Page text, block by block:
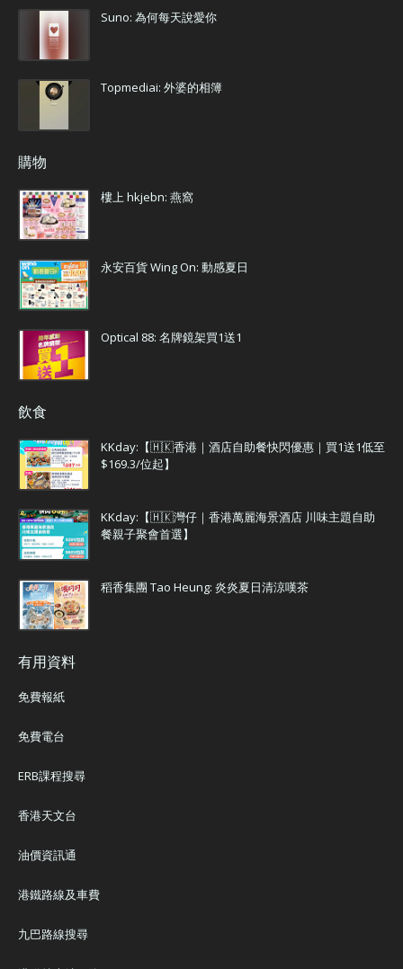
Suno: 為何每天說愛你
Topmediai: 外婆的相簿
購物
樓上 hkjebn: 燕窩
永安百貨 Wing On: 動感夏日
Optical 88: 名牌鏡架買1送1
飲食
KKday:【🇭🇰香港｜酒店自助餐快閃優惠｜買1送1低至
$169.3/位起】
KKday:【🇭🇰灣仔｜香港萬麗海景酒店 川味主題自助
餐親子聚會首選】
稻香集團 Tao Heung: 炎炎夏日清涼嘆茶
有用資料
免費報紙
免費電台
ERB課程搜尋
香港天文台
油價資訊通
港鐵路線及車費
九巴路線搜尋